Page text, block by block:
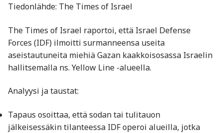
Tiedonlähde: The Times of Israel
The Times of Israel raportoi, että Israel Defense
Forces (IDF) ilmoitti surmanneensa useita
aseistautuneita miehiä Gazan kaakkoisosassa Israelin
hallitsemalla ns. Yellow Line -alueella.
Analyysi ja taustat:
Tapaus osoittaa, että sodan tai tulitauon
jälkeisessäkin tilanteessa IDF operoi alueilla, jotka